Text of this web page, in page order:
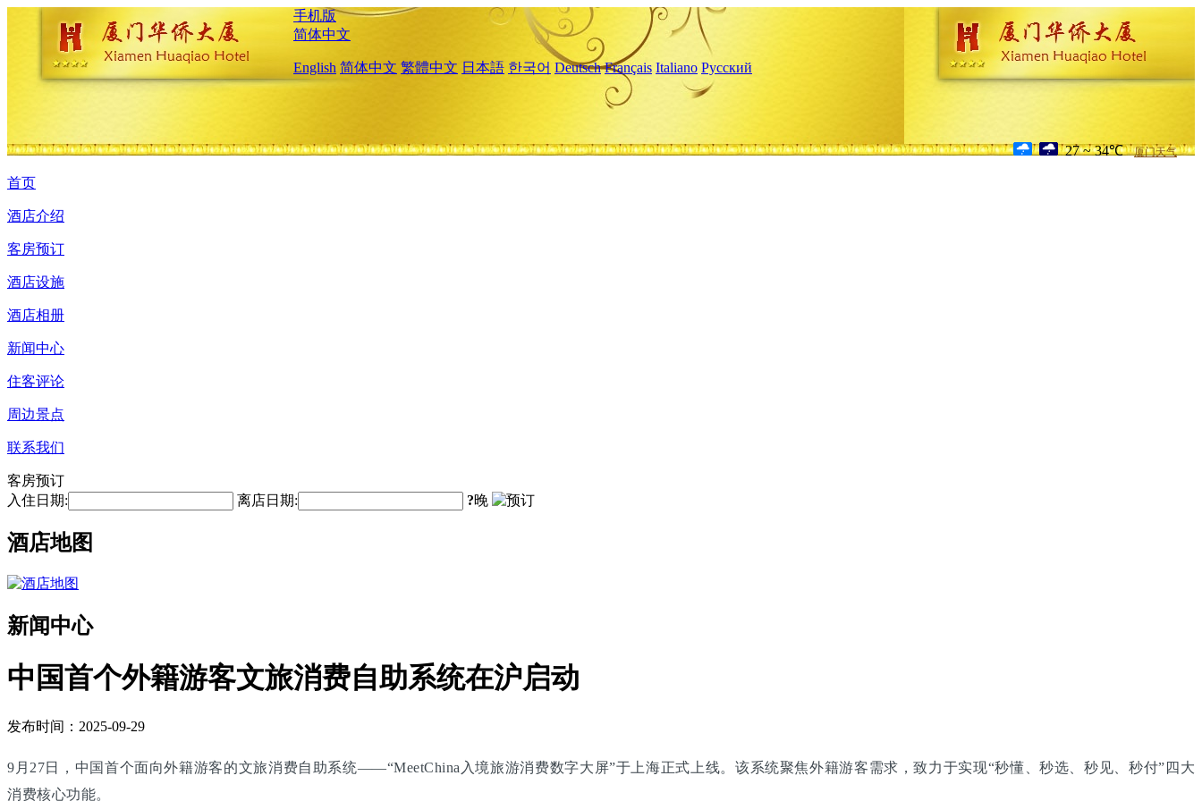
手机版
简体中文
English 简体中文 繁體中文 日本語 한국어 Deutsch Français Italiano Русский
27 ~ 34℃ 厦门天气
首页
酒店介绍
客房预订
酒店设施
酒店相册
新闻中心
住客评论
周边景点
联系我们
客房预订
入住日期:
离店日期: ?晚
酒店地图
新闻中心
中国首个外籍游客文旅消费自助系统在沪启动
发布时间：2025-09-29
9月27日，中国首个面向外籍游客的文旅消费自助系统——“MeetChina入境旅游消费数字大屏”于上海正式上线。该系统聚焦外籍游客需求，致力于实现“秒懂、秒选、秒见、秒付”四大
消费核心功能。